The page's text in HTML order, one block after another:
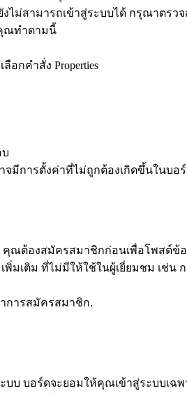
ามารถเข้าสู่ระบบได้ กรุณาตรวจสอ
คุณทำตามนี้
อกคำสั่ง Properties
บ
จมีการตั้งค่าที่ไม่ถูกต้องเกิดขึ้นในบอ
คุณต้องสมัครสมาชิกก่อนเพื่อโพสต์ข้
ติม ที่ไม่มีให้ใช้ในผู้เยี่ยมชม เช่น
การสมัครสมาชิก.
บบ บอร์ดจะยอมให้คุณเข้าสู่ระบบเ